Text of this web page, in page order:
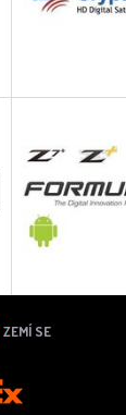
ZEMÍ SE